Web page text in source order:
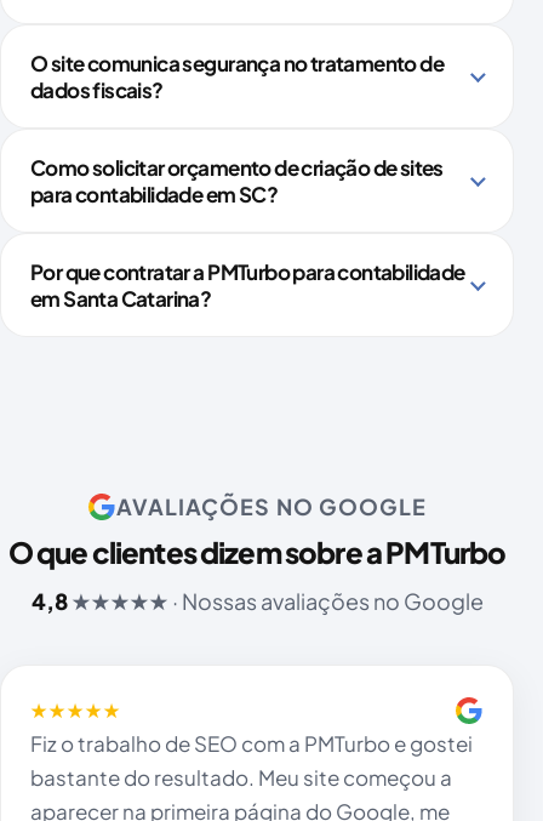
O site comunica segurança no tratamento de
dados fiscais?
Como solicitar orçamento de criação de sites
para contabilidade em SC?
Por que contratar a PMTurbo para contabilidade
em Santa Catarina?
AVALIAÇÕES NO GOOGLE
O que clientes dizem sobre a PMTurbo
4,8★★★★★ · Nossas avaliações no Google
★★★★★
Fiz o trabalho de SEO com a PMTurbo e gostei
bastante do resultado. Meu site começou a
aparecer na primeira página do Google, me